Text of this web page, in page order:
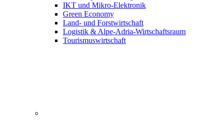
IKT und Mikro-Elektronik
Green Economy
Land- und Forstwirtschaft
Logistik & Alpe-Adria-Wirtschaftsraum
Tourismuswirtschaft